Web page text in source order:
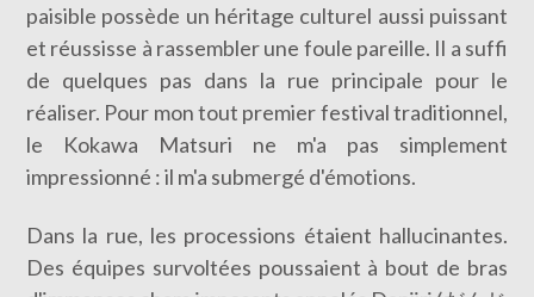
paisible possède un héritage culturel aussi puissant
et réussisse à rassembler une foule pareille. Il a suffi
de quelques pas dans la rue principale pour le
réaliser. Pour mon tout premier festival traditionnel,
le Kokawa Matsuri ne m'a pas simplement
impressionné : il m'a submergé d'émotions.
Dans la rue, les processions étaient hallucinantes.
Des équipes survoltées poussaient à bout de bras